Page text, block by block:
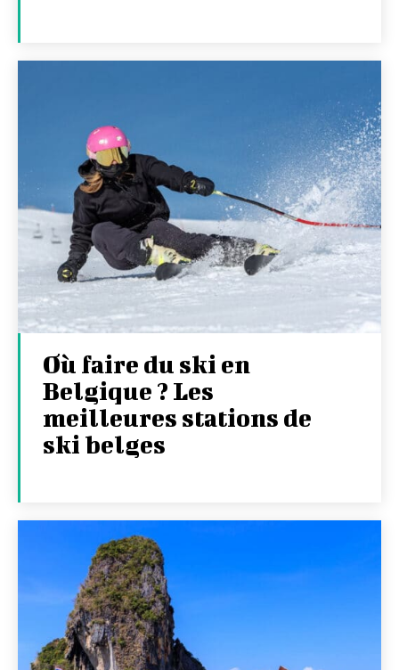
Où faire du ski en
Belgique ? Les
meilleures stations de
ski belges